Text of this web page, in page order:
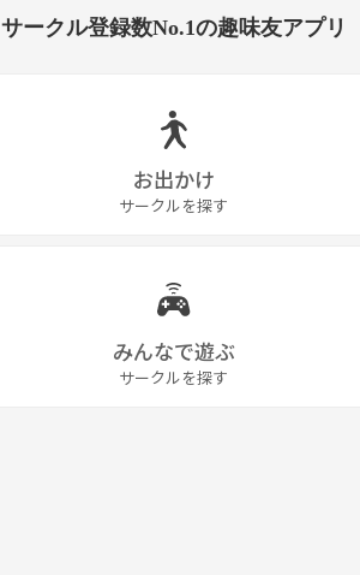
サークル登録数No.1の趣味友アプリ
お出かけ
サークルを探す
みんなで遊ぶ
サークルを探す